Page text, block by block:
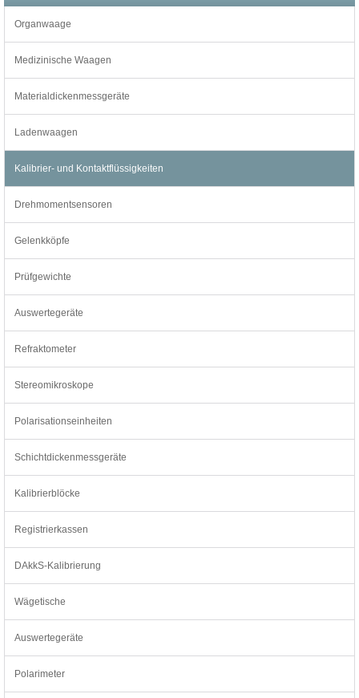
Organwaage
Medizinische Waagen
Materialdickenmessgeräte
Ladenwaagen
Kalibrier- und Kontaktflüssigkeiten
Drehmomentsensoren
Gelenkköpfe
Prüfgewichte
Auswertegeräte
Refraktometer
Stereomikroskope
Polarisationseinheiten
Schichtdickenmessgeräte
Kalibrierblöcke
Registrierkassen
DAkkS-Kalibrierung
Wägetische
Auswertegeräte
Polarimeter